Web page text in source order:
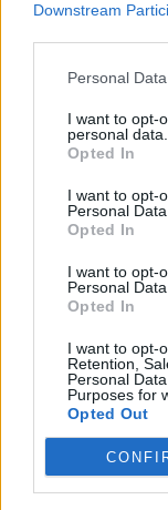
Downstream
Personal
I want to opt-
personal data.
Opted In
I want to opt-
Personal Data.
Opted In
I want to opt-
Personal
Opted In
I want to opt-
Retention,
Personal
Purposes for
Opted Out